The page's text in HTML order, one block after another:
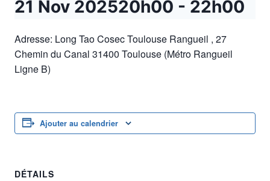
21 Nov 202520h00 - 22h00
Adresse: Long Tao Cosec Toulouse Rangueil , 27
Chemin du Canal 31400 Toulouse (Métro Rangueil
Ligne B)
Ajouter au calendrier
DÉTAILS